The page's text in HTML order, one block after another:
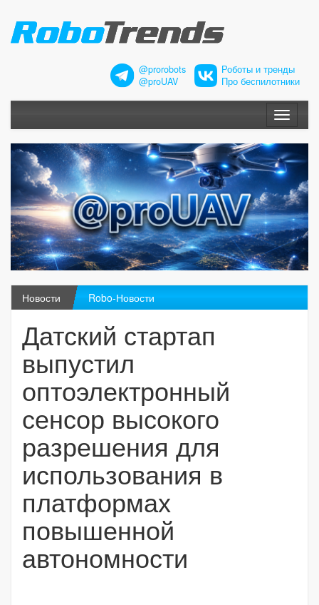
@prorobots
@proUAV
Роботы и тренды
Про беспилотники
Меню
Новости Robo-Новости
Датский стартап
выпустил
оптоэлектронный
сенсор высокого
разрешения для
использования в
платформах
повышенной
автономности